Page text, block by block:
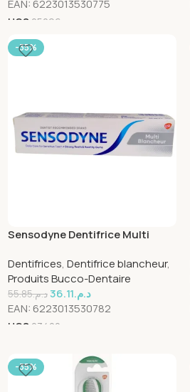
EAN: 6223013530775
UGS 25296
-35%
Sensodyne Dentifrice Multi
Dentifrices, Dentifrice blancheur,
Produits Bucco-Dentaire
د.م.55.85 د.م.36.11
EAN: 6223013530782
UGS 23422
-35%